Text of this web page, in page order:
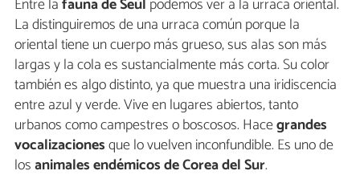
Entre lafauna de Seúl podemos ver a la urraca oriental.
La distinguiremos de una urraca común porque la
oriental tiene un cuerpo más grueso, sus alas son más
largas y la cola es sustancialmente más corta. Su color
también es algo distinto, ya que muestra una iridiscencia
entre azul y verde. Vive en lugares abiertos, tanto
urbanos como campestres o boscosos. Hacegrandes
vocalizacionesque lo vuelven inconfundible. Es uno de
losanimales endémicos de Corea del Sur.